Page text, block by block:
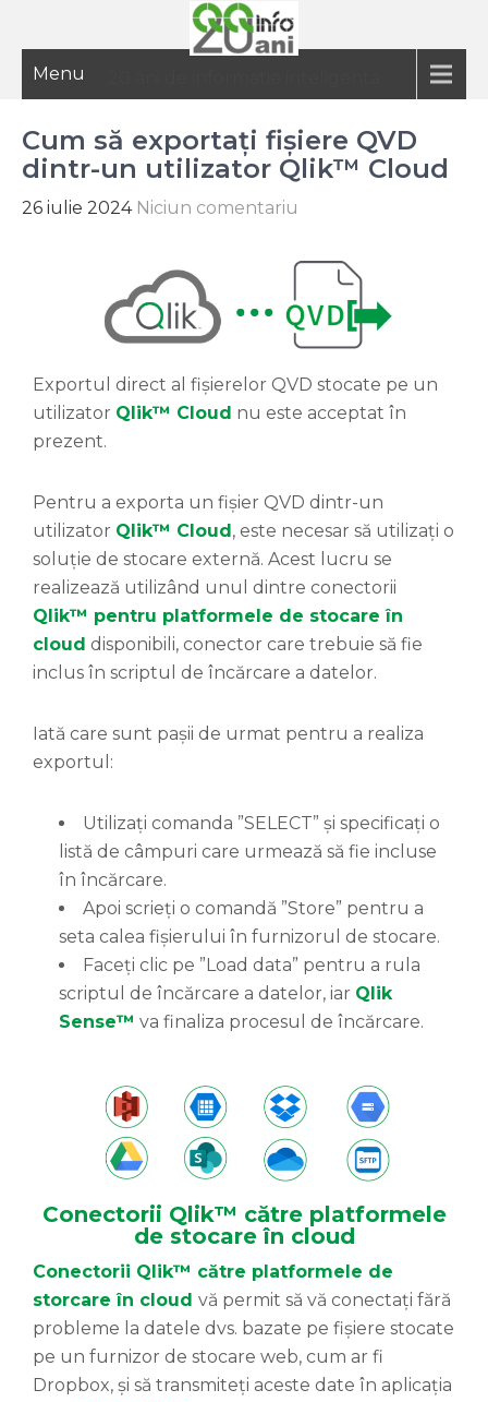
Menu
Cum să exportați fișiere QVD
dintr-un utilizator Qlik™ Cloud
26 iulie 2024 Niciun comentariu
Exportul direct al fișierelor QVD stocate pe un
utilizator Qlik™ Cloud nu este acceptat în
prezent.
Pentru a exporta un fișier QVD dintr-un
utilizator Qlik™ Cloud, este necesar să utilizați o
soluție de stocare externă. Acest lucru se
realizează utilizând unul dintre conectorii
Qlik™ pentru platformele de stocare în
cloud disponibili, conector care trebuie să fie
inclus în scriptul de încărcare a datelor.
Iată care sunt pașii de urmat pentru a realiza
exportul:
Utilizați comanda ”SELECT” și specificați o
listă de câmpuri care urmează să fie incluse
în încărcare.
Apoi scrieți o comandă ”Store” pentru a
seta calea fișierului în furnizorul de stocare.
Faceți clic pe ”Load data” pentru a rula
scriptul de încărcare a datelor, iar Qlik
Sense™ va finaliza procesul de încărcare.
Conectorii Qlik™ către platformele
de stocare în cloud
Conectorii Qlik™ către platformele de
storcare în cloud vă permit să vă conectați fără
probleme la datele dvs. bazate pe fișiere stocate
pe un furnizor de stocare web, cum ar fi
Dropbox, și să transmiteți aceste date în aplicația